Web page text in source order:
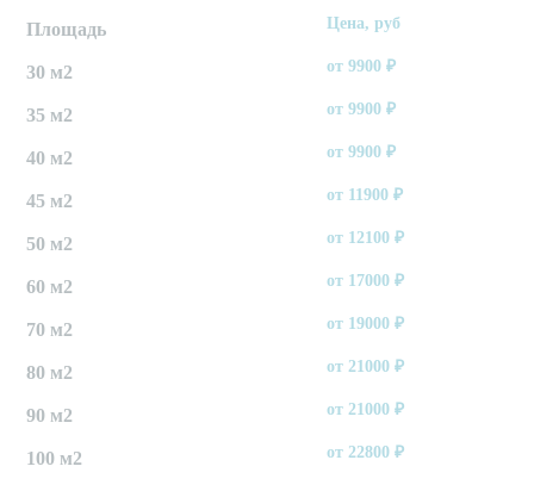
Площадь Цена, руб
30 м2 от9900 ₽
35 м2 от9900 ₽
40 м2 от9900 ₽
45 м2 от 11900 ₽
50 м2 от 12100 ₽
60 м2 от 17000 ₽
70 м2 от 19000 ₽
80 м2 от21000 ₽
90 м2 от21000 ₽
100 м2 от22800 ₽